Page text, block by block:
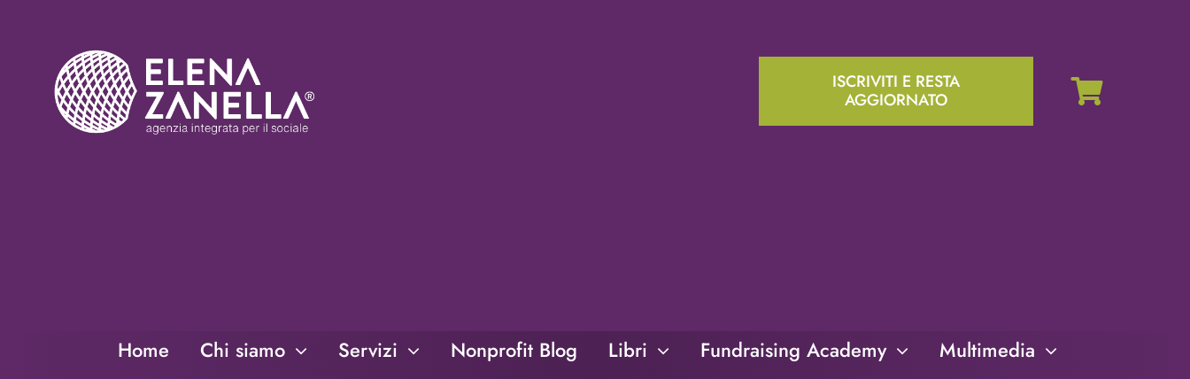
ISCRIVITI E RESTA
AGGIORNATO
Home Chi siamo Servizi Nonprofit Blog Libri Fundraising Academy
Multimedia